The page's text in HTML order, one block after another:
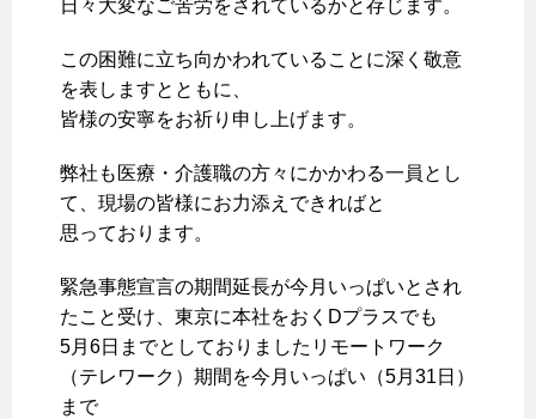
日々大変なご苦労をされているかと存じます。
この困難に立ち向かわれていることに深く敬意
を表しますとともに、
皆様の安寧をお祈り申し上げます。
弊社も医療・介護職の方々にかかわる一員とし
て、現場の皆様にお力添えできればと
思っております。
緊急事態宣言の期間延長が今月いっぱいとされ
たこと受け、東京に本社をおくDプラスでも
5月6日までとしておりましたリモートワーク
（テレワーク）期間を今月いっぱい（5月31日）
まで